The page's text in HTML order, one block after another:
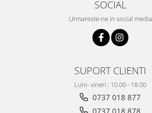
SOCIAL
Urmareste-ne in social media
SUPORT CLIENTI
Luni- vineri : 10.00 - 18.00
0737 018 877
0737 018 878